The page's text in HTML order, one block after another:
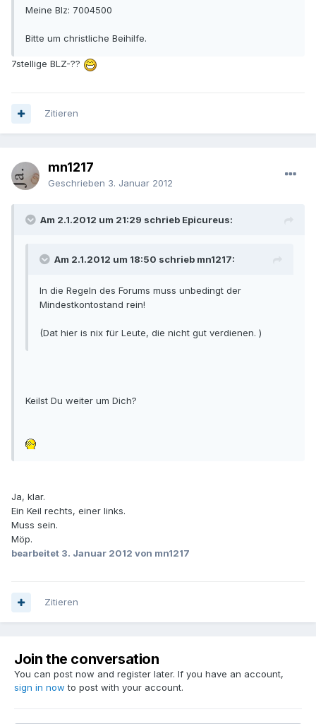
Meine Blz: 7004500
Bitte um christliche Beihilfe.
7stellige BLZ-??
Zitieren
mn1217
Geschrieben 3. Januar 2012
Am 2.1.2012 um 21:29 schrieb Epicureus:
Am 2.1.2012 um 18:50 schrieb mn1217:
In die Regeln des Forums muss unbedingt der
Mindestkontostand rein!
(Dat hier is nix für Leute, die nicht gut verdienen. )
Keilst Du weiter um Dich?
Ja, klar.
Ein Keil rechts, einer links.
Muss sein.
Möp.
bearbeitet 3. Januar 2012 von mn1217
Zitieren
Join the conversation
You can post now and register later. If you have an account,
sign in now to post with your account.